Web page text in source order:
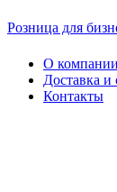
Розница для
О компании
Доставка и
Контакты